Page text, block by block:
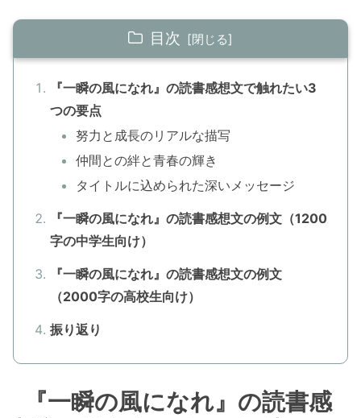
目次
『一瞬の風になれ』の読書感想文で触れたい3
つの要点
努力と成長のリアルな描写
仲間との絆と青春の輝き
タイトルに込められた深いメッセージ
『一瞬の風になれ』の読書感想文の例文（1200
字の中学生向け）
『一瞬の風になれ』の読書感想文の例文
（2000字の高校生向け）
振り返り
『一瞬の風になれ』の読書感